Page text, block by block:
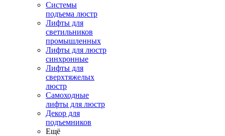
Системы
подъема люстр
Лифты для
светильников
промышленных
Лифты для люстр
синхронные
Лифты для
сверхтяжелых
люстр
Самоходные
лифты для люстр
Декор для
подъемников
Ещё